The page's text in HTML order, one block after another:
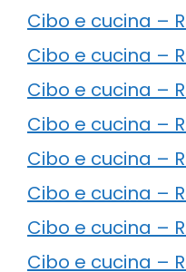
Cibo e cucina –
Cibo e cucina –
Cibo e cucina –
Cibo e cucina –
Cibo e cucina –
Cibo e cucina –
Cibo e cucina –
Cibo e cucina –